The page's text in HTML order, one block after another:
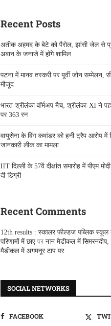
Recent Posts
अतीक अहमद के बेटे को पैरोल, झांसी जेल से
अबान के जनाजे में होंगे शामिल
पटना में मानव तस्करी पर पूर्वी जोन सम्मेलन,
मौजूद
भारत-श्रीलंका वॉर्मअप मैच, श्रीलंका-XI ने
पर 363 रन
वायुसेना के विंग कमांडर को हनी ट्रैप आरोप में
जानकारी लीक का मामला
IIT दिल्ली के 57वें दीक्षांत समारोह में पीएम
दी डिग्री
Recent Comments
12th results : स्कालर फील्डज पब्लिक स्कूल
परिणामों में छाएपर नान मैडीकल में सिमरनदीप,
मैडीकल में अगमनूर टाप पर
SOCIAL NETWORKS
FACEBOOK